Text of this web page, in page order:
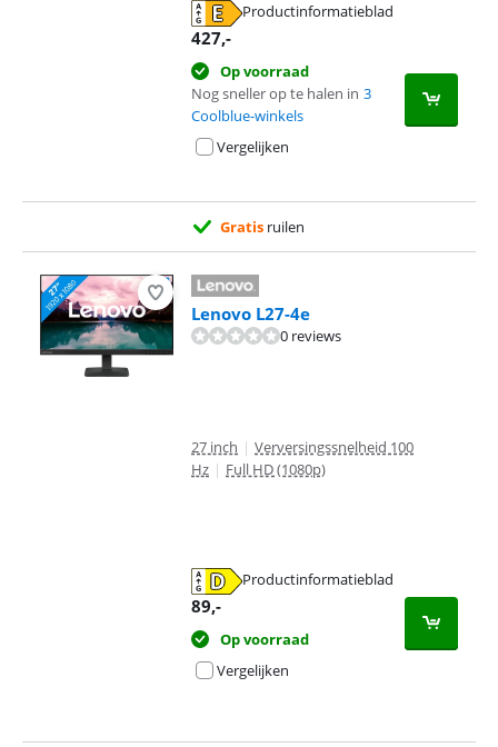
Productinformatieblad
427,-
Op voorraad
Nog sneller op te halen in 3
Coolblue-winkels
Vergelijken
Gratis ruilen
Lenovo L27-4e
0 reviews
27 inch | Verversingssnelheid 100
Hz | Full HD (1080p)
Productinformatieblad
89,-
Op voorraad
Vergelijken